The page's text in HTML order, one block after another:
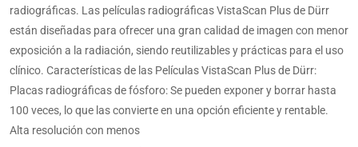
radiográficas. Las películas radiográficas VistaScan Plus de Dürr
están diseñadas para ofrecer una gran calidad de imagen con menor
exposición a la radiación, siendo reutilizables y prácticas para el uso
clínico. Características de las Películas VistaScan Plus de Dürr:
Placas radiográficas de fósforo: Se pueden exponer y borrar hasta
100 veces, lo que las convierte en una opción eficiente y rentable.
Alta resolución con menos